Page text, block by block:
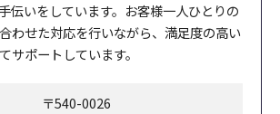
伝いをしています。お客様一人ひとりの
わせた対応を行いながら、満足度の高い
サポートしています。
〒540-0026